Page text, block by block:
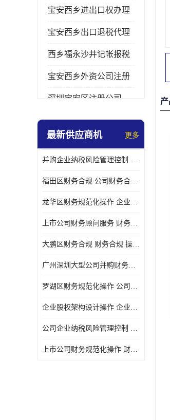
宝安西乡进出口权办理
宝安西乡出口退税代理
西乡福永沙井记帐报税
宝安西乡外资公司注册
深圳宝安区注册公司
宝安西乡办理营业执照
宝安西乡代理记帐
注册公司
最新供应商机 更多
并购企业纳税风险管理控制 企业纳税风险管理控制 如何操作
福田区财务合规 公司财务合规 如何处理实现税务*风险
龙华区财务规范化操作 企业纳税风险管理控制 操作起来简单易行
上市公司财务顾问服务 财务合规 如何才能达到目标
大鹏区财务合规 财务合规 操作起来简单易行
广州深圳大型公司并购财务顾问 财务规范化操作 办理要多长时间
罗湖区财务规范化操作 公司财务合规 盛莱企管
企业股权架构设计操作 企业纳税风险管理控制 怎样操作税务合规
公司企业纳税风险管理控制 财务顾问 操作起来简单易行
上市公司财务规范化操作 财务规范化操作 如何操作